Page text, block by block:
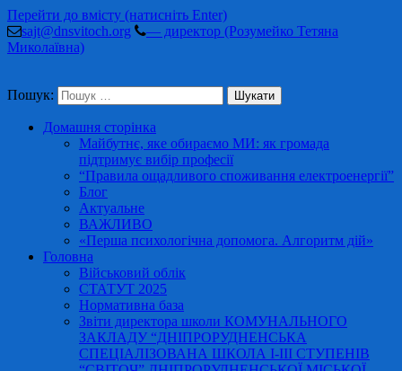
Перейти до вмісту (натисніть Enter)
sajt@dnsvitoch.org
— директор (Розумейко Тетяна
Миколаївна)
Пошук:
Домашня сторінка
Майбутнє, яке обираємо МИ: як громада
підтримує вибір професії
“Правила ощадливого споживання електроенергії”
Блог
Актуальне
ВАЖЛИВО
«Перша психологічна допомога. Алгоритм дій»
Головна
Військовий облік
СТАТУТ 2025
Нормативна база
Звіти директора школи КОМУНАЛЬНОГО
ЗАКЛАДУ “ДНІПРОРУДНЕНСЬКА
СПЕЦІАЛІЗОВАНА ШКОЛА І-ІІІ СТУПЕНІВ